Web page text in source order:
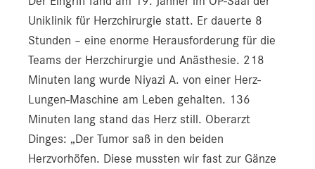
Uniklinik für Herzchirurgie statt. Er dauerte 8
Stunden – eine enorme Herausforderung für die
Teams der Herzchirurgie und Anästhesie. 218
Minuten lang wurde Niyazi A. von einer Herz-
Lungen-Maschine am Leben gehalten. 136
Minuten lang stand das Herz still. Oberarzt
Dinges: „Der Tumor saß in den beiden
Herzvorhöfen. Diese mussten wir fast zur Gänze